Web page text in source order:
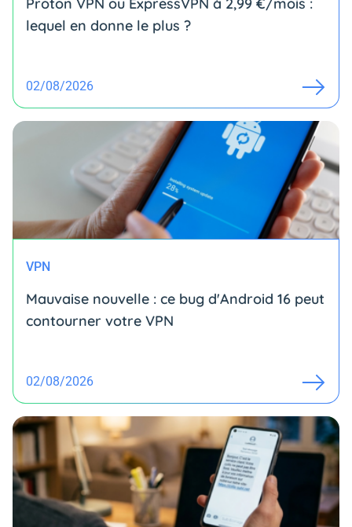
Proton VPN ou ExpressVPN à 2,99 €/mois :
lequel en donne le plus ?
02/08/2026
VPN
Mauvaise nouvelle : ce bug d'Android 16 peut
contourner votre VPN
02/08/2026